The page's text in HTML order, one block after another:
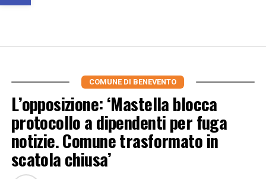
COMUNE DI BENEVENTO
L’opposizione: ‘Mastella blocca
protocollo a dipendenti per fuga
notizie. Comune trasformato in
scatola chiusa’